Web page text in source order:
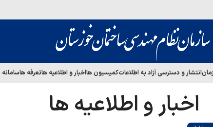
انتشار و دسترسی آزاد به اطلاعاتکمیسیون هااخبار و اطلاعیه هاتعرفه ها
اخبار و اطلاعیه ها